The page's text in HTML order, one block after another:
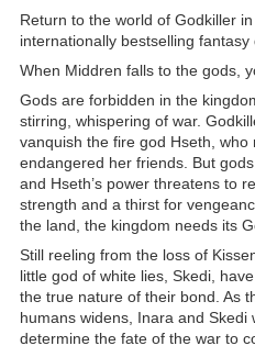
Return to the world of Godkiller
internationally bestselling fantasy
When Middren falls to the gods,
Gods are forbidden in the
stirring, whispering of war.
vanquish the fire god Hseth,
endangered her friends. But
and Hseth’s power threatens to
strength and a thirst for
the land, the kingdom needs its
Still reeling from the loss of
little god of white lies, Skedi,
the true nature of their bond. As
humans widens, Inara and Skedi
determine the fate of the war to